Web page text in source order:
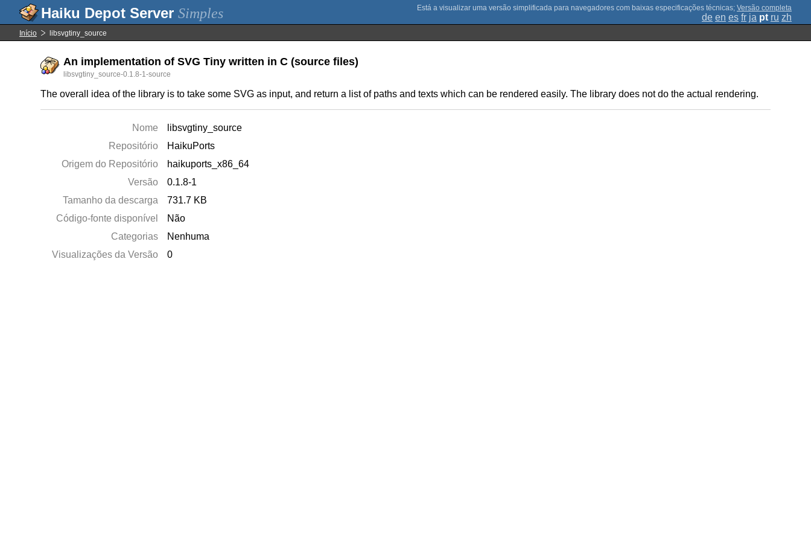
Simples ; Versão completa
de en es fr ja pt ru zh
Início libsvgtiny_source
An implementation of SVG Tiny written in C (source files)
libsvgtiny_source-0.1.8-1-source
The overall idea of the library is to take some SVG as input, and return a list of paths and texts which can be rendered easily. The library does not do the actual rendering.
Nome
libsvgtiny_source
Repositório
HaikuPorts
Origem do Repositório
haikuports_x86_64
Versão
0.1.8-1
Tamanho da descarga
731.7 KB
Código-fonte disponível
Não
Categorias
Nenhuma
Visualizações da Versão
0